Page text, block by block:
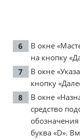
В окне
на кнопку
В окне
кнопку
В окне
средство
буква «D».